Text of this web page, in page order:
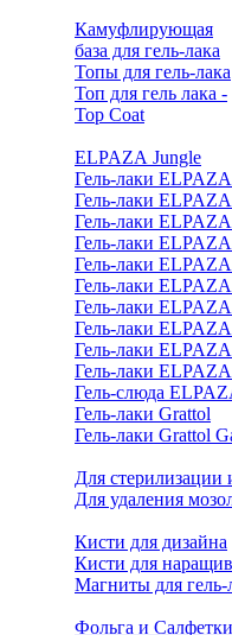
Камуфлирующая
база для гель-лака
Топы для гель-лака
Топ для гель лака -
Top Coat
ELPAZA Jungle
Гель-лаки
Гель-лаки
Гель-лаки
Гель-лаки
Гель-лаки
Гель-лаки
Гель-лаки
Гель-лаки ELPAZA
Гель-лаки
Гель-лаки
Гель-слюда
Гель-лаки Grattol
Гель-лаки Grattol
Для стерилизации
Для удаления
Кисти для дизайна
Кисти для
Магниты для гель-
Фольга и Салфетки